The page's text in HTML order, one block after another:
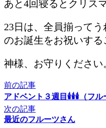
あと4回寝るとクリス
23日は、全員揃って
のお誕生をお祝いする
神様、お守りください
前の記事
アドベント３週目🕯🕯🕯（フル
次の記事
最近のフルーツさん